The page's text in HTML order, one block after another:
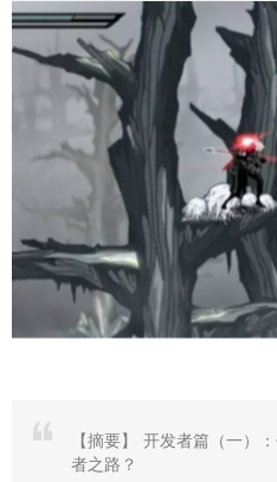
【摘要】
开发者篇（一）
者之路？